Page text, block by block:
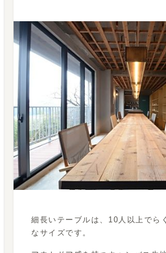
細長いテーブルは、10人以上でら
なサイズです。